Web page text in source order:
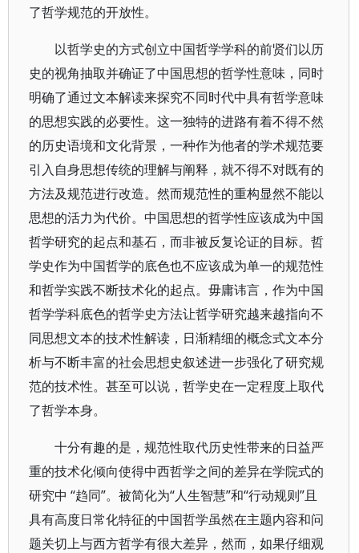
了哲学规范的开放性。
以哲学史的方式创立中国哲学学科的前贤们以历
史的视角抽取并确证了中国思想的哲学性意味，同时
明确了通过文本解读来探究不同时代中具有哲学意味
的思想实践的必要性。这一独特的进路有着不得不然
的历史语境和文化背景，一种作为他者的学术规范要
引入自身思想传统的理解与阐释，就不得不对既有的
方法及规范进行改造。然而规范性的重构显然不能以
思想的活力为代价。中国思想的哲学性应该成为中国
哲学研究的起点和基石，而非被反复论证的目标。哲
学史作为中国哲学的底色也不应该成为单一的规范性
和哲学实践不断技术化的起点。毋庸讳言，作为中国
哲学学科底色的哲学史方法让哲学研究越来越指向不
同思想文本的技术性解读，日渐精细的概念式文本分
析与不断丰富的社会思想史叙述进一步强化了研究规
范的技术性。甚至可以说，哲学史在一定程度上取代
了哲学本身。
十分有趣的是，规范性取代历史性带来的日益严
重的技术化倾向使得中西哲学之间的差异在学院式的
研究中 “趋同”。被简化为“人生智慧”和“行动规则”且
具有高度日常化特征的中国哲学虽然在主题内容和问
题关切上与西方哲学有很大差异，然而，如果仔细观